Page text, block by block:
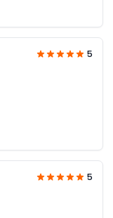
5
5